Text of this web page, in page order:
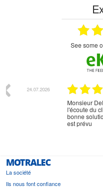
see some
Monsieur Delhaye est
l'écoute du client et très
bonne solution et le
MOTRALEC
La société
Ils nous font confiance